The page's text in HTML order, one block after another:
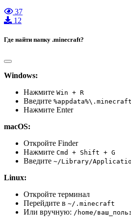
37
12
Где найти папку .minecraft?
Windows:
Нажмите Win + R
Введите %appdata%\.minecraft
Нажмите Enter
macOS:
Откройте Finder
Нажмите Cmd + Shift + G
Введите ~/Library/
Linux:
Откройте терминал
Перейдите в ~/.minecraft
Или вручную: /home/